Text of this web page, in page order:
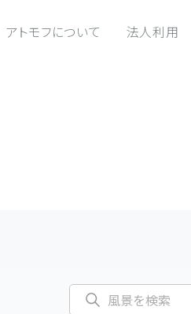
アトモフについて 法人利用